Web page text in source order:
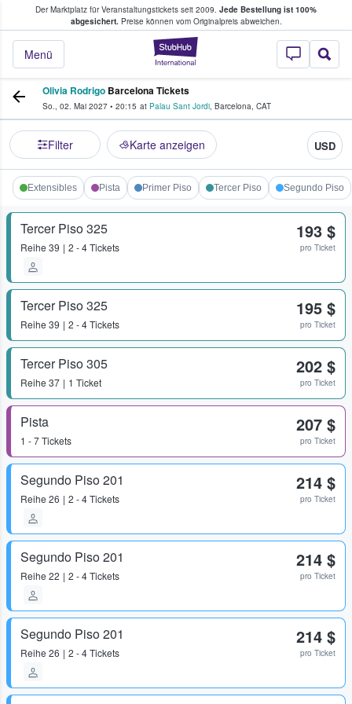
Der Marktplatz für Veranstaltungstickets seit 2009. Jede Bestellung ist 100%
abgesichert.Preise können vom Originalpreis abweichen.
StubHub - Wo
Menü
Tickets kaufen & verkaufen
Olivia Rodrigo Barcelona Tickets
So., 02. Mai 2027 • 20:15 at Palau Sant Jordi, Barcelona, CAT
Filter Karte anzeigen USD
Extensibles Pista Primer Piso Tercer Piso Segundo Piso
Tercer Piso 325
Reihe 39 2 - 4 Tickets
193 $
pro Ticket
Tercer Piso 325
Reihe 39 2 - 4 Tickets
195 $
pro Ticket
Tercer Piso 305
Reihe 37 1 Ticket
202 $
pro Ticket
Pista
1 - 7 Tickets
207 $
pro Ticket
Segundo Piso 201
Reihe 26 2 - 4 Tickets
214 $
pro Ticket
Segundo Piso 201
Reihe 22 2 - 4 Tickets
214 $
pro Ticket
Segundo Piso 201
Reihe 26 2 - 4 Tickets
214 $
pro Ticket